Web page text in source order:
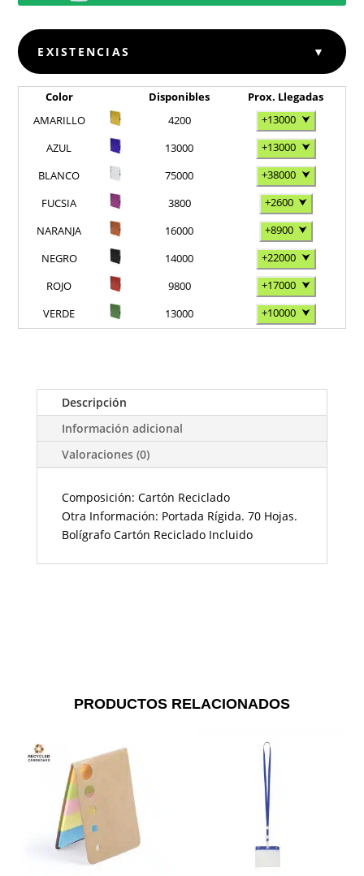
EXISTENCIAS ▼
Color Disponibles
Prox. Llegadas
AMARILLO
4200 +13000 ⮟
AZUL
13000 +13000 ⮟
BLANCO
75000 +38000 ⮟
FUCSIA
3800 +2600 ⮟
NARANJA
16000 +8900 ⮟
NEGRO
14000 +22000 ⮟
ROJO
9800 +17000 ⮟
VERDE
13000 +10000 ⮟
Descripción
Información adicional
Valoraciones (0)
Composición: Cartón Reciclado
Otra Información: Portada Rígida. 70 Hojas.
Bolígrafo Cartón Reciclado Incluido
PRODUCTOS RELACIONADOS